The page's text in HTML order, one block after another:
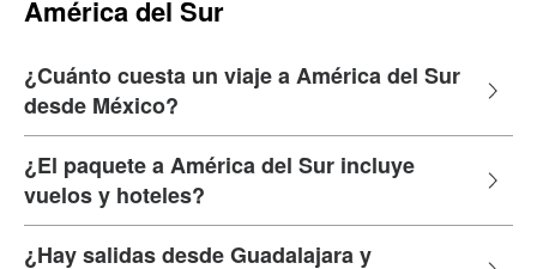
América del Sur
¿Cuánto cuesta un viaje a América del Sur
desde México?
¿El paquete a América del Sur incluye
vuelos y hoteles?
¿Hay salidas desde Guadalajara y